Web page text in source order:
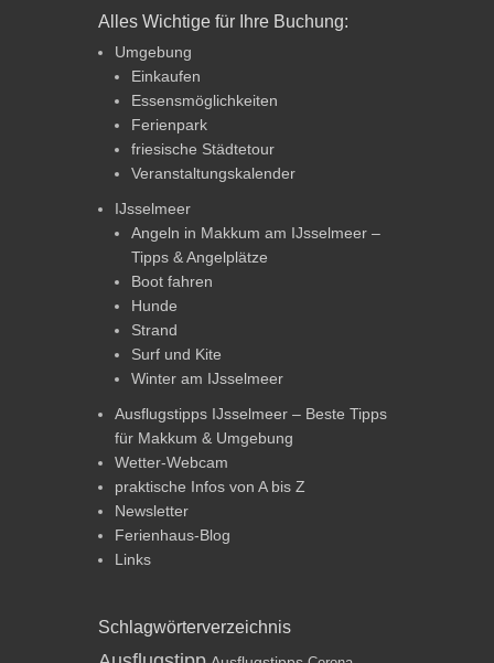
Alles Wichtige für Ihre Buchung:
Umgebung
Einkaufen
Essensmöglichkeiten
Ferienpark
friesische Städtetour
Veranstaltungskalender
IJsselmeer
Angeln in Makkum am IJsselmeer –
Tipps & Angelplätze
Boot fahren
Hunde
Strand
Surf und Kite
Winter am IJsselmeer
Ausflugstipps IJsselmeer – Beste Tipps
für Makkum & Umgebung
Wetter-Webcam
praktische Infos von A bis Z
Newsletter
Ferienhaus-Blog
Links
Schlagwörterverzeichnis